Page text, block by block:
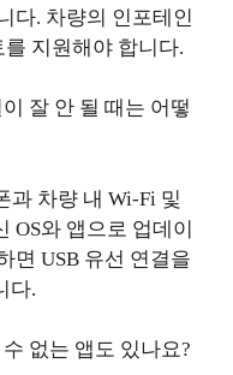
다. 차량의 인포테인
지원해야 합니다.
잘 안 될 때는 어떻
과 차량 내 Wi-Fi 및
OS와 앱으로 업데이
면 USB 유선 연결을
다.
없는 앱도 있나요?